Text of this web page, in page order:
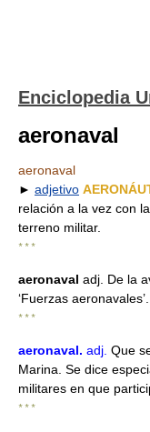
Enciclopedia
aeronaval
aeronaval
► adjetivo
relación a la vez con
terreno militar.
* * *
aeronaval adj. De la
‘Fuerzas aeronavales’.
* * *
aeronaval. adj. Que
Marina. Se dice
militares en que
* * *